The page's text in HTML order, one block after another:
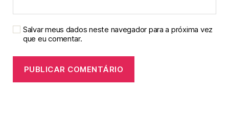
Salvar meus dados neste navegador para a próxima vez
que eu comentar.